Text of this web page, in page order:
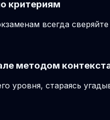
критериям
всегда
методом
уровня, стараясь